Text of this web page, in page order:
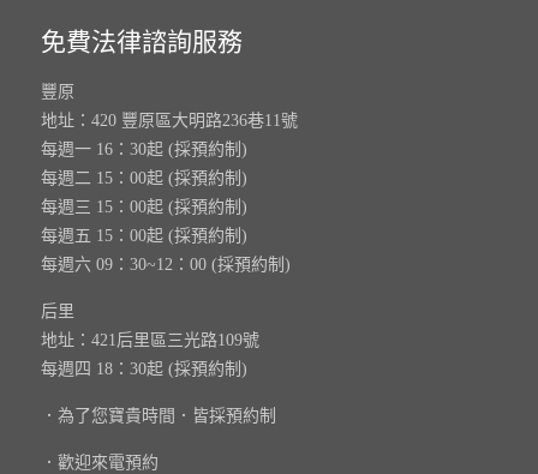
免費法律諮詢服務
豐原
地址：420 豐原區大明路236巷11號
每週一 16：30起 (採預約制)
每週二 15：00起 (採預約制)
每週三 15：00起 (採預約制)
每週五 15：00起 (採預約制)
每週六 09：30~12：00 (採預約制)
后里
地址：421后里區三光路109號
每週四 18：30起 (採預約制)
．為了您寶貴時間．皆採預約制
．歡迎來電預約